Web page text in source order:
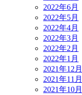
2022年6月
2022年5月
2022年4月
2022年3月
2022年2月
2022年1月
2021年12月
2021年11月
2021年10月